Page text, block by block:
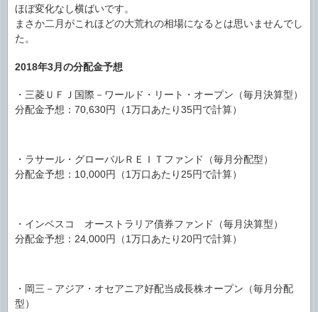
ほぼ変化なし横ばいです。
まさか二月がこれほどの大荒れの相場になるとは思いませんでし
た。
2018年3月の分配金予想
・三菱ＵＦＪ国際－ワールド・リート・オープン（毎月決算型）
分配金予想：70,630円（1万口あたり35円で計算）
・ラサール・グローバルＲＥＩＴファンド（毎月分配型）
分配金予想：10,000円（1万口あたり25円で計算）
・インベスコ オーストラリア債券ファンド（毎月決算型）
分配金予想：24,000円（1万口あたり20円で計算）
・岡三－アジア・オセアニア好配当成長株オープン（毎月分配
型）